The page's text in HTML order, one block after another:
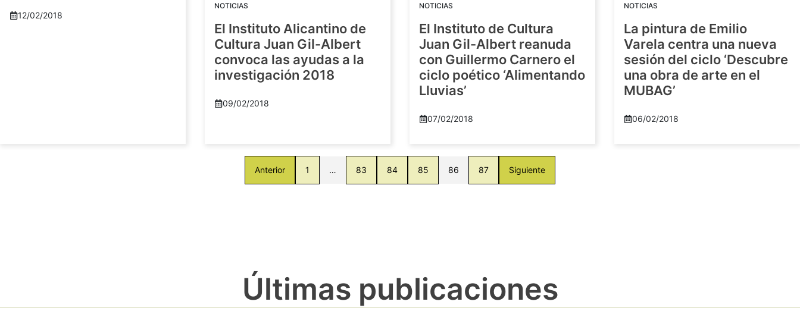
12/02/2018
NOTICIAS
El Instituto Alicantino de
Cultura Juan Gil-Albert
convoca las ayudas a la
investigación 2018
09/02/2018
NOTICIAS
El Instituto de Cultura
Juan Gil-Albert reanuda
con Guillermo Carnero el
ciclo poético ‘Alimentando
Lluvias’
07/02/2018
NOTICIAS
La pintura de Emilio
Varela centra una nueva
sesión del ciclo ‘Descubre
una obra de arte en el
MUBAG’
06/02/2018
Anterior 1 … 83 84 85 86 87 Siguiente
Últimas publicaciones